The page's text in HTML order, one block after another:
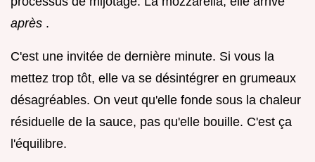
après .
C'est une invitée de dernière minute. Si vous la
mettez trop tôt, elle va se désintégrer en grumeaux
désagréables. On veut qu'elle fonde sous la chaleur
résiduelle de la sauce, pas qu'elle bouille. C'est ça
l'équilibre.